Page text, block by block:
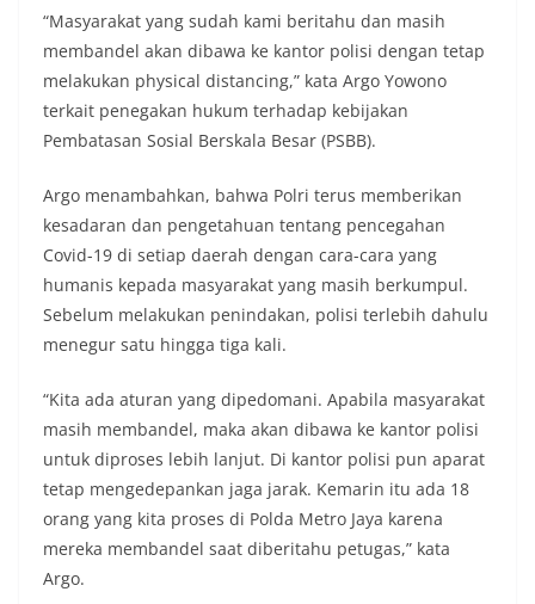
“Masyarakat yang sudah kami beritahu dan masih
membandel akan dibawa ke kantor polisi dengan tetap
melakukan physical distancing,” kata Argo Yowono
terkait penegakan hukum terhadap kebijakan
Pembatasan Sosial Berskala Besar (PSBB).
Argo menambahkan, bahwa Polri terus memberikan
kesadaran dan pengetahuan tentang pencegahan
Covid-19 di setiap daerah dengan cara-cara yang
humanis kepada masyarakat yang masih berkumpul.
Sebelum melakukan penindakan, polisi terlebih dahulu
menegur satu hingga tiga kali.
“Kita ada aturan yang dipedomani. Apabila masyarakat
masih membandel, maka akan dibawa ke kantor polisi
untuk diproses lebih lanjut. Di kantor polisi pun aparat
tetap mengedepankan jaga jarak. Kemarin itu ada 18
orang yang kita proses di Polda Metro Jaya karena
mereka membandel saat diberitahu petugas,” kata
Argo.